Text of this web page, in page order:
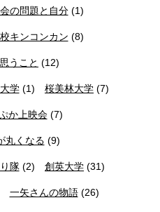
の問題と自分(1)
キンコンカン (8)
うこと (12)
学(1) 桜美林大学 (7)
か上映会(7)
丸くなる (9)
隊(2) 創英大学 (31)
一矢さんの物語(26)